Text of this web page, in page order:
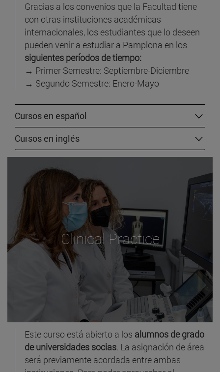
Gracias a los convenios que la Facultad tiene
con otras instituciones académicas
internacionales, los estudiantes que lo deseen
pueden venir a estudiar a Pamplona en los
siguientes períodos de tiempo:
→ Primer Semestre: Septiembre-Diciembre
→ Segundo Semestre: Enero-Mayo
Cursos en español
Cursos en inglés
Clinical Practice
Este curso está abierto a los alumnos de grado
de universidades socias. La asignación de área
será previamente acordada entre ambas